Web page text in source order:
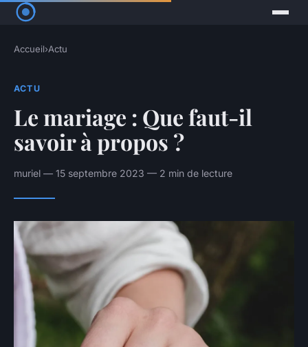
Accueil›Actu
ACTU
Le mariage : Que faut-il
savoir à propos ?
muriel — 15 septembre 2023 — 2 min de lecture